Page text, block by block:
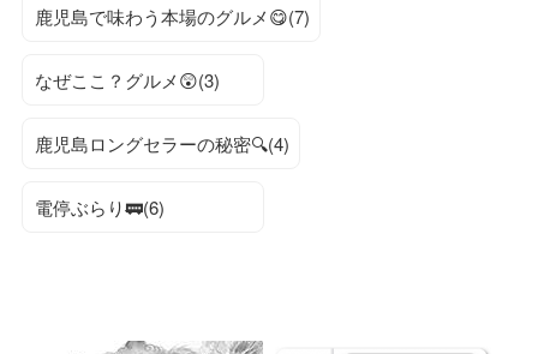
鹿児島で味わう本場のグルメ😋(7)
なぜここ？グルメ😲(3)
鹿児島ロングセラーの秘密🔍(4)
電停ぶらり🚃(6)